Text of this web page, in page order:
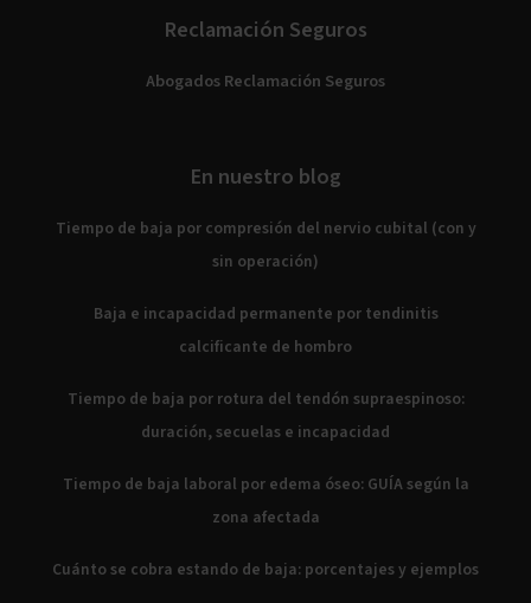
Reclamación Seguros
Abogados Reclamación Seguros
En nuestro blog
Tiempo de baja por compresión del nervio cubital (con y
sin operación)
Baja e incapacidad permanente por tendinitis
calcificante de hombro
Tiempo de baja por rotura del tendón supraespinoso:
duración, secuelas e incapacidad
Tiempo de baja laboral por edema óseo: GUÍA según la
zona afectada
Cuánto se cobra estando de baja: porcentajes y ejemplos